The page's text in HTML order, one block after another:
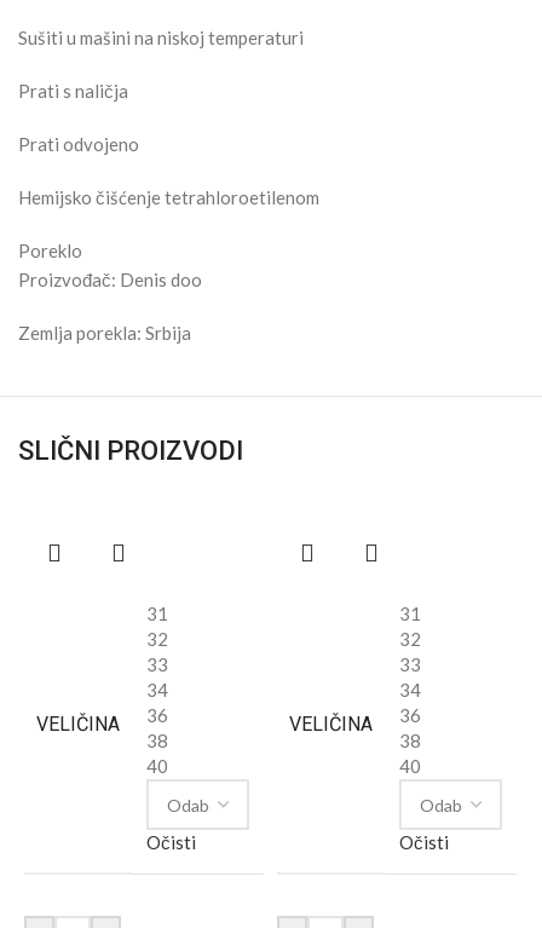
Sušiti u mašini na niskoj temperaturi
Prati s naličja
Prati odvojeno
Hemijsko čišćenje tetrahloroetilenom
Poreklo
Proizvođač: Denis doo
Zemlja porekla: Srbija
SLIČNI PROIZVODI
VELIČINA
31
32
33
34
36
38
40
Očisti
VELIČINA
31
32
33
34
36
38
40
Očisti